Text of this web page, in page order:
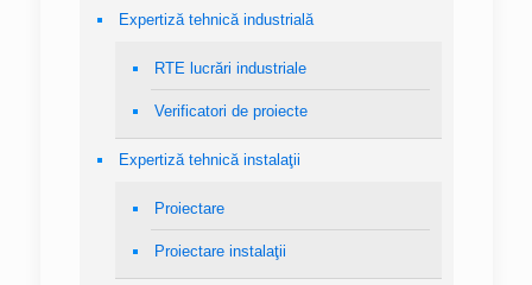
Expertiză tehnică industrială
RTE lucrări industriale
Verificatori de proiecte
Expertiză tehnică instalaţii
Proiectare
Proiectare instalaţii